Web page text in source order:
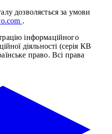
дозволяється за умови
.
інформаційного
діяльності (серія КВ
право. Всі права